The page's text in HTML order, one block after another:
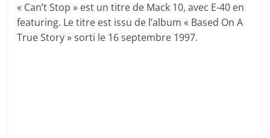
« Can’t Stop » est un titre de Mack 10, avec E-40 en
featuring. Le titre est issu de l’album « Based On A
True Story » sorti le 16 septembre 1997.